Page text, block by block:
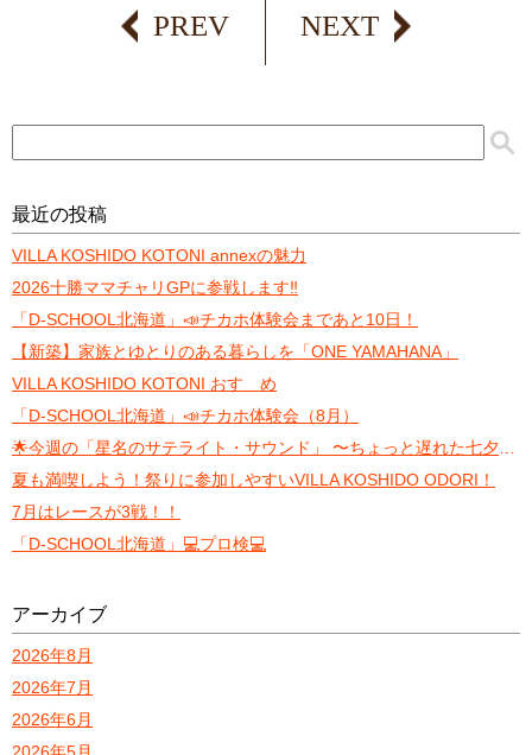
PREV NEXT
最近の投稿
VILLA KOSHIDO KOTONI annexの魅力
2026十勝ママチャリGPに参戦します‼️
「D-SCHOOL北海道」📣チカホ体験会まであと10日！
【新築】家族とゆとりのある暮らしを「ONE YAMAHANA」
VILLA KOSHIDO KOTONI おすゝめ
「D-SCHOOL北海道」📣チカホ体験会（8月）
夏も満喫しよう！祭りに参加しやすいVILLA KOSHIDO ODORI！
7月はレースが3戦！！
「D-SCHOOL北海道」💻プロ検💻
アーカイブ
2026年8月
2026年7月
2026年6月